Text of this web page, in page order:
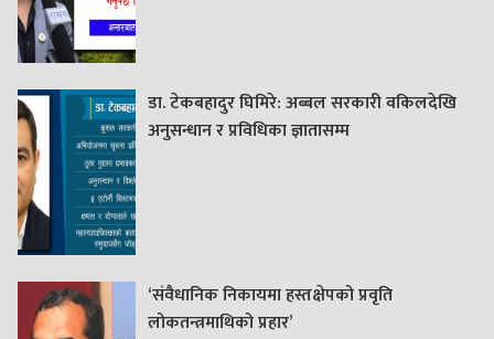
डा. टेकबहादुर घिमिरे: अब्बल सरकारी वकिलदेखि
अनुसन्धान र प्रविधिका ज्ञातासम्म
‘संवैधानिक निकायमा हस्तक्षेपको प्रवृति
लोकतन्त्रमाथिको प्रहार’